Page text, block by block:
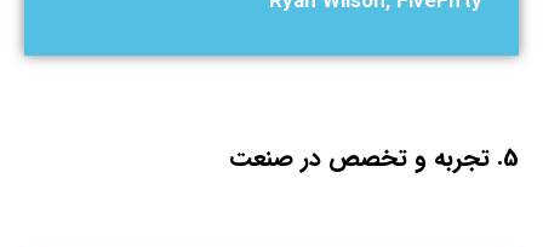
5. تجربه و تخصص در صنعت